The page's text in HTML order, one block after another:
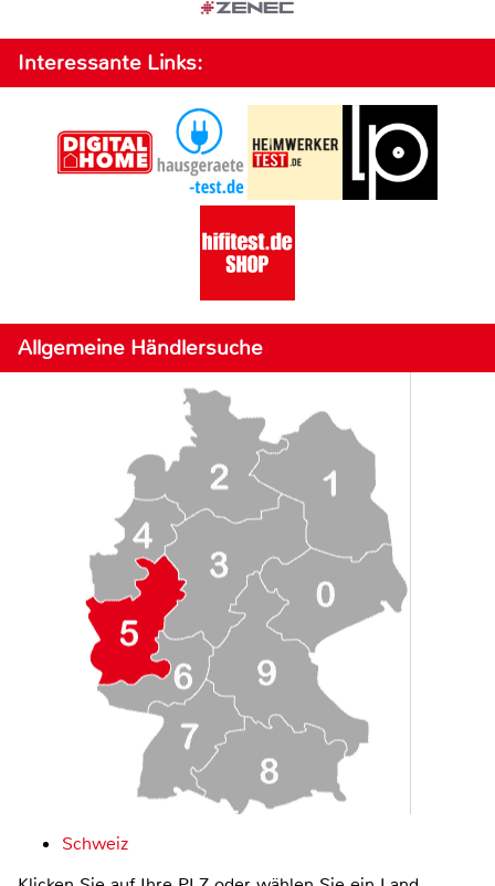
Interessante Links:
Allgemeine Händlersuche
Schweiz